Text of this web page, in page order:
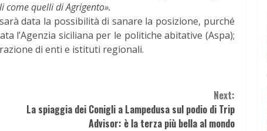
come quelli di Agrigento».
data la possibilità di sanare la posizione, purché
l’Agenzia siciliana per le politiche abitative (Aspa);
di enti e istituti regionali.
Next:
La spiaggia dei Conigli a Lampedusa sul podio di Trip
Advisor: è la terza più bella al mondo